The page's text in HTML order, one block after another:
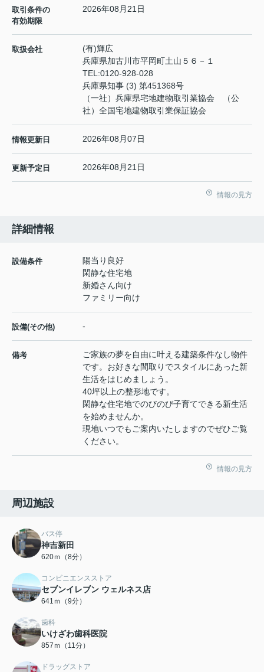
取引条件の
有効期限
2026年08月21日
取扱会社
(有)輝広
兵庫県加古川市平岡町土山５６－１
TEL:0120-928-028
兵庫県知事 (3) 第451368号
（一社）兵庫県宅地建物取引業協会 （公
社）全国宅地建物取引業保証協会
情報更新日 2026年08月07日
更新予定日 2026年08月21日
情報の見方
詳細情報
設備条件
陽当り良好
閑静な住宅地
新婚さん向け
ファミリー向け
設備(その他) -
備考
ご家族の夢を自由に叶える建築条件なし物件
です。お好きな間取りでスタイルにあった新
生活をはじめましょう。
40坪以上の整形地です。
閑静な住宅地でのびのび子育てできる新生活
を始めませんか。
現地いつでもご案内いたしますのでぜひご覧
ください。
情報の見方
周辺施設
バス停
神吉新田
620ｍ（8分）
コンビニエンスストア
セブンイレブン ウェルネス店
641ｍ（9分）
歯科
いけざわ歯科医院
857ｍ（11分）
ドラッグストア